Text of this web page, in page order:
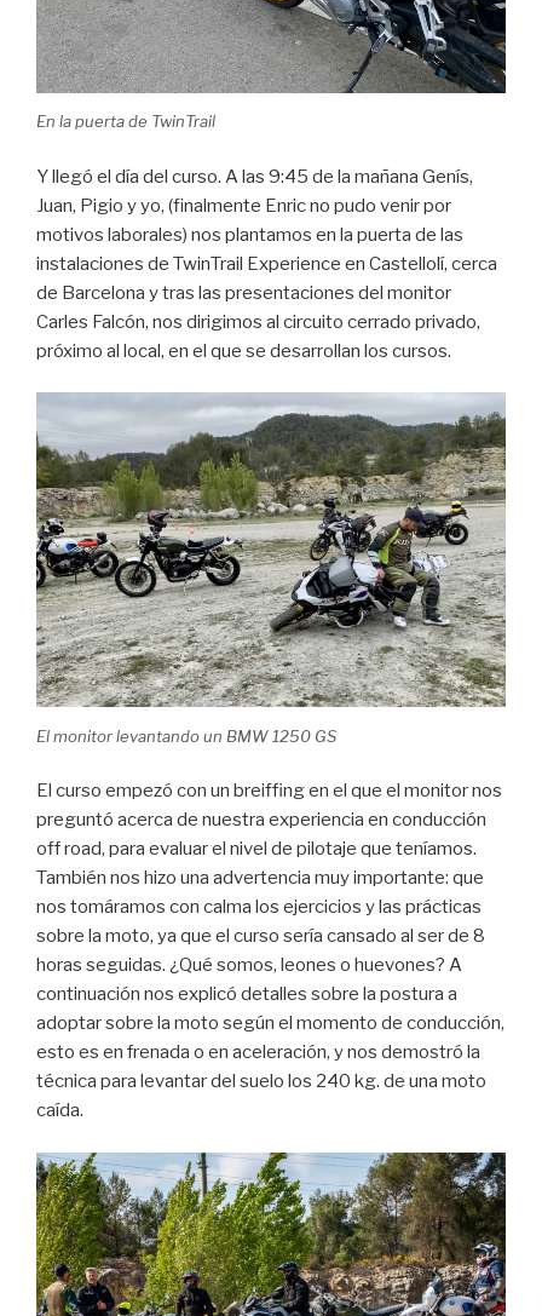
En la puerta de TwinTrail
Y llegó el día del curso. A las 9:45 de la mañana Genís,
Juan, Pigio y yo, (finalmente Enric no pudo venir por
motivos laborales) nos plantamos en la puerta de las
instalaciones de TwinTrail Experience en Castellolí, cerca
de Barcelona y tras las presentaciones del monitor
Carles Falcón, nos dirigimos al circuito cerrado privado,
próximo al local, en el que se desarrollan los cursos.
El monitor levantando un BMW 1250 GS
El curso empezó con un breiffing en el que el monitor nos
preguntó acerca de nuestra experiencia en conducción
off road, para evaluar el nivel de pilotaje que teníamos.
También nos hizo una advertencia muy importante: que
nos tomáramos con calma los ejercicios y las prácticas
sobre la moto, ya que el curso sería cansado al ser de 8
horas seguidas. ¿Qué somos, leones o huevones? A
continuación nos explicó detalles sobre la postura a
adoptar sobre la moto según el momento de conducción,
esto es en frenada o en aceleración, y nos demostró la
técnica para levantar del suelo los 240 kg. de una moto
caída.